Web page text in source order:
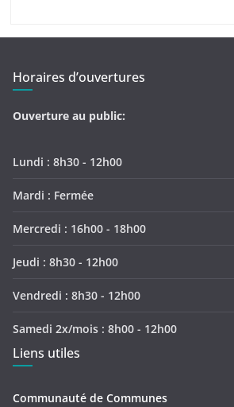
Horaires d’ouvertures
Ouverture au public:
Lundi : 8h30 - 12h00
Mardi : Fermée
Mercredi : 16h00 - 18h00
Jeudi : 8h30 - 12h00
Vendredi : 8h30 - 12h00
Samedi 2x/mois : 8h00 - 12h00
Liens utiles
Communauté de Communes